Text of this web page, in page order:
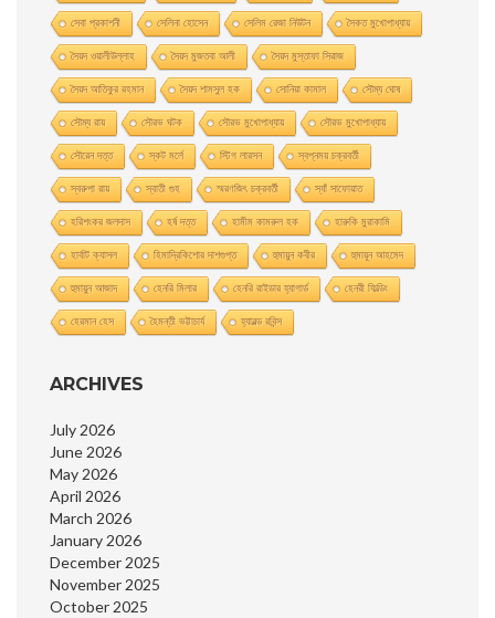
সেবা প্রকাশনী সেলিনা হােসেন সেলিম রেজা নিউটন সৈকত মুখোপাধ্যায়
সৈয়দ ওয়ালীউল্লাহ সৈয়দ মুজতবা আলী সৈয়দ মুস্তাফা সিরাজ
সৈয়দ আতিকুর রহমান সৈয়দ শামসুল হক সোনিয়া কামাল সৌম্য ঘােষ
সৌম্য রায় সৌরভ ঘটক সৌরভ মুখােপাধ্যায় সৌরভ মুখোপাধ্যায়
সৌরেন দত্ত স্কট মর্লে স্টিগ লারসন স্বপ্নময় চক্রবর্তী
স্বরুপা রায় স্বাতী গুহ স্মরণজিৎ চক্রবর্তী স্যাঁ সাফোয়াত
হরিশংকর জলদাস হর্ষ দত্ত হামীম কামরুল হক হারুকি মুরাকামি
হার্বাট ক্যাসল হিমাদ্রিকিশাের দাশগুপ্ত হুমায়ুন কবীর হুমায়ূন আহমেদ
হুমায়ুন আজাদ হেনরি মিলার হেনরি রাইডার হ্যাগার্ড হেনরী ফিল্ডিং
হেরমান হেস হৈমন্তী ভট্টাচার্য হ্যারল্ড রবিন্স
ARCHIVES
July 2026
June 2026
May 2026
April 2026
March 2026
January 2026
December 2025
November 2025
October 2025